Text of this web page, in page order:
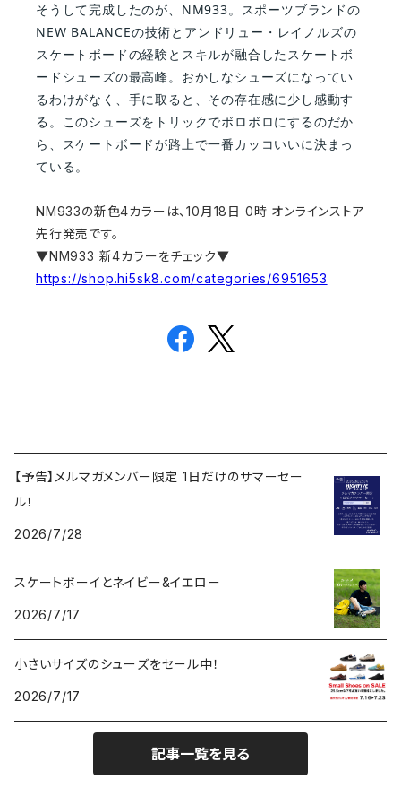
そうして完成したのが、NM933。スポーツブランドの
NEW BALANCEの技術とアンドリュー・レイノルズの
スケートボードの経験とスキルが融合したスケートボ
ードシューズの最高峰。おかしなシューズになってい
るわけがなく、手に取ると、その存在感に少し感動す
る。このシューズをトリックでボロボロにするのだか
ら、スケートボードが路上で一番カッコいいに決まっ
ている。
NM933の新色4カラーは、10月18日 0時 オンラインストア
先行発売です。
▼NM933 新4カラーをチェック▼
https://shop.hi5sk8.com/categories/6951653
【予告】メルマガメンバー限定 1日だけのサマーセー
ル！
2026/7/28
スケートボーイとネイビー&イエロー
2026/7/17
小さいサイズのシューズをセール中！
2026/7/17
記事一覧を見る